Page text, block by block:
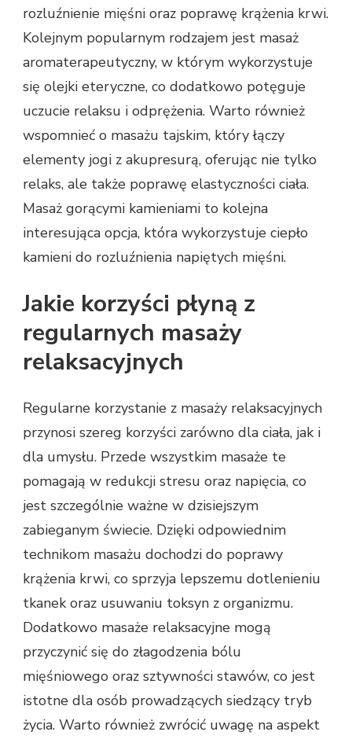
rozluźnienie mięśni oraz poprawę krążenia krwi.
Kolejnym popularnym rodzajem jest masaż
aromaterapeutyczny, w którym wykorzystuje
się olejki eteryczne, co dodatkowo potęguje
uczucie relaksu i odprężenia. Warto również
wspomnieć o masażu tajskim, który łączy
elementy jogi z akupresurą, oferując nie tylko
relaks, ale także poprawę elastyczności ciała.
Masaż gorącymi kamieniami to kolejna
interesująca opcja, która wykorzystuje ciepło
kamieni do rozluźnienia napiętych mięśni.
Jakie korzyści płyną z
regularnych masaży
relaksacyjnych
Regularne korzystanie z masaży relaksacyjnych
przynosi szereg korzyści zarówno dla ciała, jak i
dla umysłu. Przede wszystkim masaże te
pomagają w redukcji stresu oraz napięcia, co
jest szczególnie ważne w dzisiejszym
zabieganym świecie. Dzięki odpowiednim
technikom masażu dochodzi do poprawy
krążenia krwi, co sprzyja lepszemu dotlenieniu
tkanek oraz usuwaniu toksyn z organizmu.
Dodatkowo masaże relaksacyjne mogą
przyczynić się do złagodzenia bólu
mięśniowego oraz sztywności stawów, co jest
istotne dla osób prowadzących siedzący tryb
życia. Warto również zwrócić uwagę na aspekt